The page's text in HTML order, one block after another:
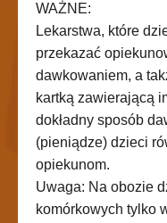
WAŻNE:
Lekarstwa, które
przekazać
dawkowaniem, a
kartką zawierającą
dokładny sposób
(pieniądze) dzieci
opiekunom.
Uwaga: Na obozie
komórkowych tylko